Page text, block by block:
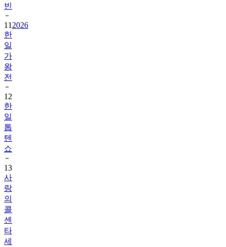
빈
11 2026
한
일
가
왕
전
12
한
일
톱
텐
쇼
13
사
랑
의
콜
센
타
세